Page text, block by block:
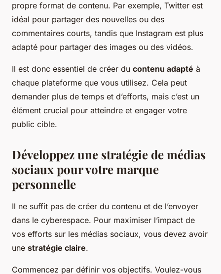
propre format de contenu. Par exemple, Twitter est
idéal pour partager des nouvelles ou des
commentaires courts, tandis que Instagram est plus
adapté pour partager des images ou des vidéos.
Il est donc essentiel de créer du contenu adapté à
chaque plateforme que vous utilisez. Cela peut
demander plus de temps et d’efforts, mais c’est un
élément crucial pour atteindre et engager votre
public cible.
Développez une stratégie de médias
sociaux pour votre marque
personnelle
Il ne suffit pas de créer du contenu et de l’envoyer
dans le cyberespace. Pour maximiser l’impact de
vos efforts sur les médias sociaux, vous devez avoir
une stratégie claire.
Commencez par définir vos objectifs. Voulez-vous